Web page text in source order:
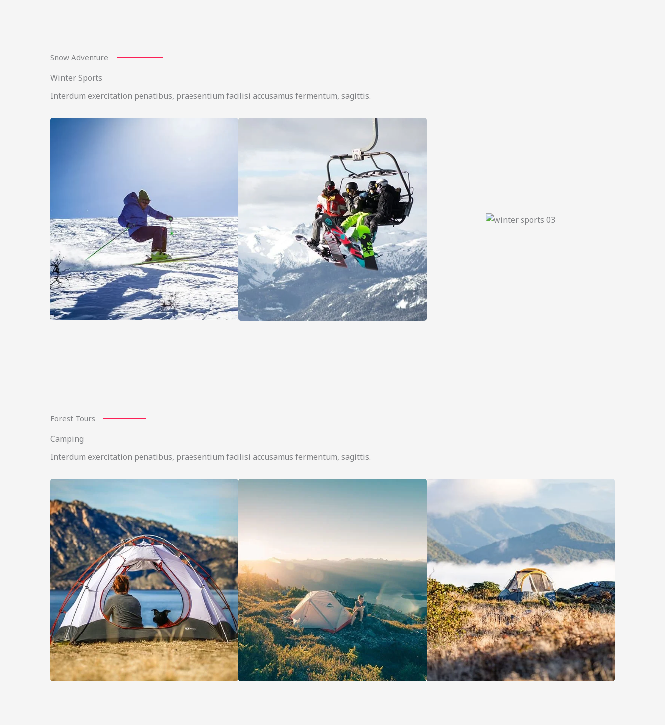
Snow Adventure
Winter Sports
Interdum exercitation penatibus, praesentium facilisi accusamus fermentum, sagittis.
Forest Tours
Camping
Interdum exercitation penatibus, praesentium facilisi accusamus fermentum, sagittis.